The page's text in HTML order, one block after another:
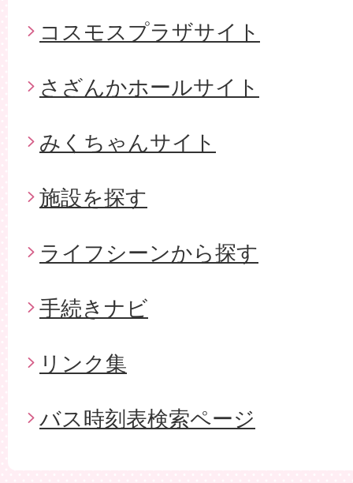
コスモスプラザサイト
さざんかホールサイト
みくちゃんサイト
施設を探す
ライフシーンから探す
手続きナビ
リンク集
バス時刻表検索ページ